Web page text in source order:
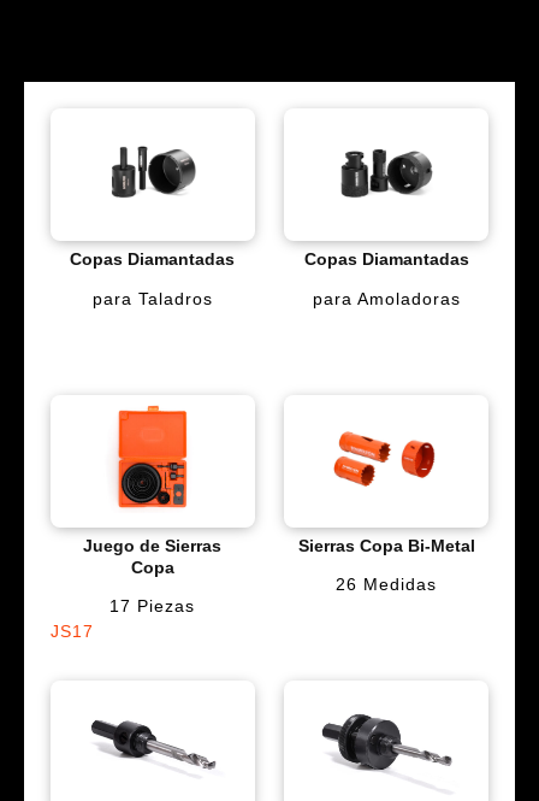
Copas Diamantadas
para Taladros
Copas Diamantadas
para Amoladoras
Juego de Sierras
Copa
17 Piezas
JS17
Sierras Copa Bi-Metal
26 Medidas